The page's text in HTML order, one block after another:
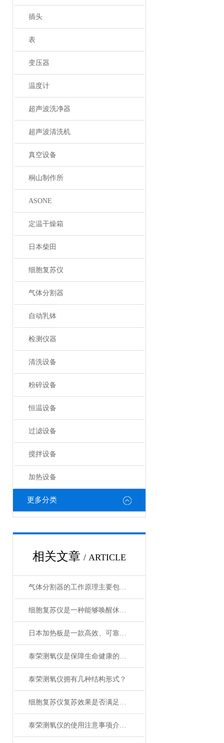
插头
表
变压器
温度计
超声波洗净器
超声波清洗机
真空设备
桐山制作所
ASONE
定温干燥箱
日本柴田
细胞复苏仪
气体分割器
自动乳钵
检测仪器
清洗设备
粉碎设备
恒温设备
过滤设备
搅拌设备
加热设备
更多分类
相关文章 / ARTICLE
气体分割器的工作原理主要包括以下3个方面
细胞复苏仪是一种能够唤醒休眠状态细胞的创新设备
日本加热板是一款高效、可靠的加热设备
泰荣测氧仪是保障生命健康的重要工具
泰荣测氧仪拥有几种结构形式？
细胞复苏仪复苏效果是否满足您的实际要求？
泰荣测氧仪的使用注意事项介绍及操作规程